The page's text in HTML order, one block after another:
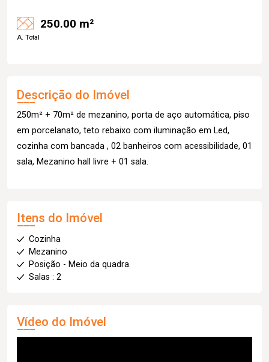
250.00 m²
A. Total
Descrição do Imóvel
250m² + 70m² de mezanino, porta de aço automática, piso
em porcelanato, teto rebaixo com iluminação em Led,
cozinha com bancada , 02 banheiros com acessibilidade, 01
sala, Mezanino hall livre + 01 sala.
Itens do Imóvel
Cozinha
Mezanino
Posição - Meio da quadra
Salas : 2
Vídeo do Imóvel